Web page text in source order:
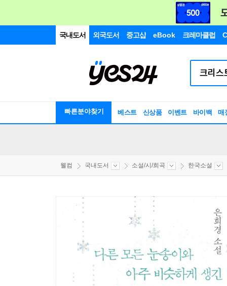
국내도서 외국도서 중고샵 eBook 크레마클럽
빠른분야찾기 베스트 신상품 이벤트 바이백 매
웰컴 국내도서 소설/시/희곡 한국소설